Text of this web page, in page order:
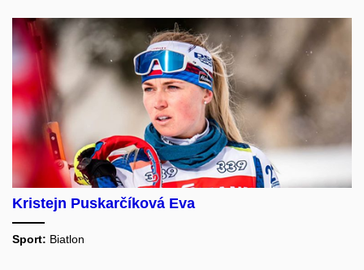
Kristejn Puskarčíková Eva
Sport: Biatlon